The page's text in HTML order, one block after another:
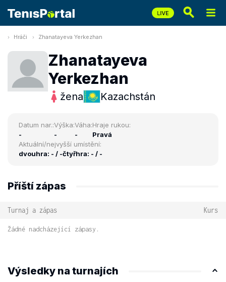
Hráči Zhanatayeva Yerkezhan
Zhanatayeva
Yerkezhan
žena Kazachstán
Datum nar.:
-
Výška:
-
Váha:
-
Hraje rukou:
Pravá
Aktuální/nejvyšší umístění:
dvouhra: - / -čtyřhra: - / -
Příští zápas
Turnaj a zápas Kurs
Žádné nadcházející zápasy.
Výsledky na turnajích